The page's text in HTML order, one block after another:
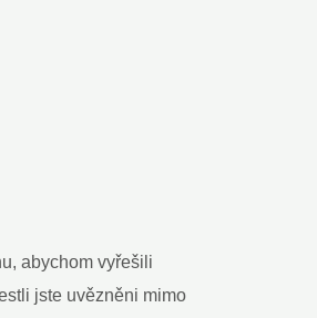
abychom vyřešili
jste uvězněni mimo